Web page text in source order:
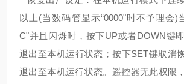
以上(当数码管显示“0000"时不予理会)
C"并且闪烁时，按下UP或者DOWN键
退出至本机运行状态；按下SET键取消
退出至本机运行状态。遥控器无此权限